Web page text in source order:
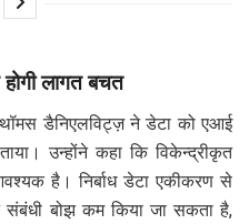
लागत बचत
थॉमस डैनिएलविट्ज़ ने डेटा को एआई
उन्होंने कहा कि विकेन्द्रीकृत
है। निर्बाध डेटा एकीकरण से
संबंधी बोझ कम किया जा सकता है,